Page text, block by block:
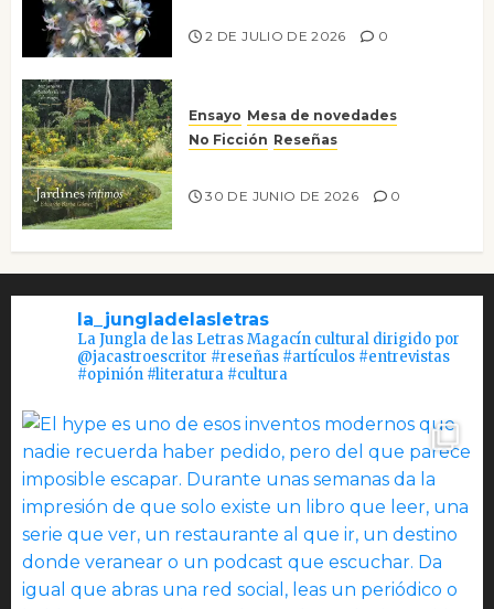
2 DE JULIO DE 2026 0
Ensayo Mesa de novedades
No Ficción Reseñas
30 DE JUNIO DE 2026 0
la_jungladelasletras
La Jungla de las Letras Magacín cultural dirigido por
@jacastroescritor #reseñas #artículos #entrevistas
#opinión #literatura #cultura